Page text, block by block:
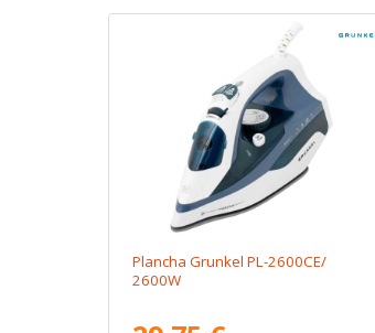
Plancha Grunkel PL-2600CE/
2600W